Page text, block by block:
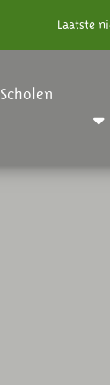
Laatste
Scholen